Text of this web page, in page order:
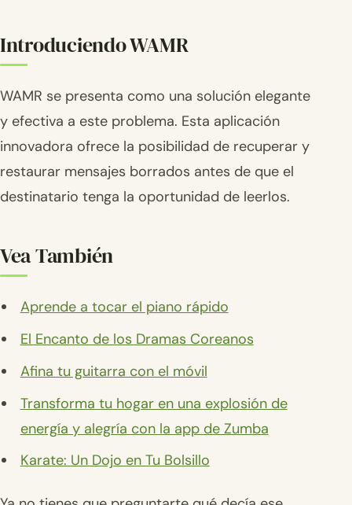
Introduciendo WAMR
WAMR se presenta como una solución elegante
y efectiva a este problema. Esta aplicación
innovadora ofrece la posibilidad de recuperar y
restaurar mensajes borrados antes de que el
destinatario tenga la oportunidad de leerlos.
Vea También
Aprende a tocar el piano rápido
El Encanto de los Dramas Coreanos
Afina tu guitarra con el móvil
Transforma tu hogar en una explosión de
energía y alegría con la app de Zumba
Karate: Un Dojo en Tu Bolsillo